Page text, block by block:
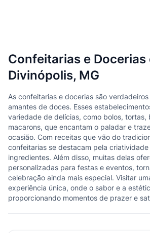
Confeitarias e Docerias
Divinópolis, MG
As confeitarias e docerias são
amantes de doces. Esses
variedade de delícias, como bolos, tortas,
macarons, que encantam o paladar e
ocasião. Com receitas que vão do
confeitarias se destacam pela
ingredientes. Além disso, muitas delas
personalizadas para festas e eventos,
celebração ainda mais especial. Visitar
experiência única, onde o sabor e a
proporcionando momentos de prazer e